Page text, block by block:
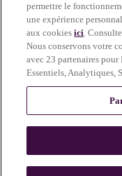
Soutien
À propos de Sage
Certains contenus de ce
images de nos produits, de
résultats réels.
permettre le
une expérience
aux cookiesici.
Nous conservons votre
avec 23 partenaires
Essentiels, Analytiques,